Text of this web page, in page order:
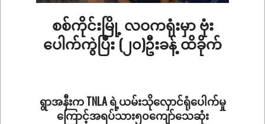
စစ်ကိုင်းမြို့ လဝကရုံးမှာ ဗုံး
ပေါက်ကွဲပြီး (၂၀)ဦးခန့် ထိခိုက်
ရွာအနီးက TNLA ရဲ့ယမ်းသိုလှောင်ရုံပေါက်မှု
ကြောင့်အရပ်သား၅၀ကျော်သေဆုံး